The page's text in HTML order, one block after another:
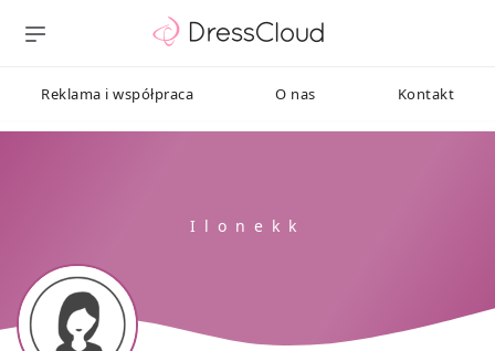
Reklama i współpraca O nas Kontakt